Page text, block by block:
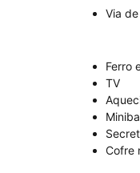
Via
Ferro
TV
Cofre